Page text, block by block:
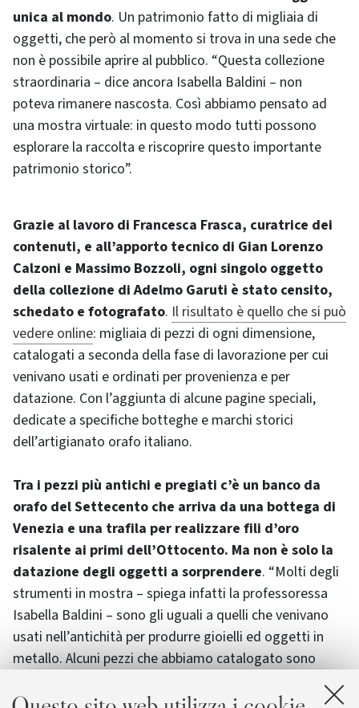
unica al mondo. Un patrimonio fatto di migliaia di
oggetti, che però al momento si trova in una sede che
non è possibile aprire al pubblico. “Questa collezione
straordinaria – dice ancora Isabella Baldini – non
poteva rimanere nascosta. Così abbiamo pensato ad
una mostra virtuale: in questo modo tutti possono
esplorare la raccolta e riscoprire questo importante
patrimonio storico”.
Grazie al lavoro di Francesca Frasca, curatrice dei
contenuti, e all’apporto tecnico di Gian Lorenzo
Calzoni e Massimo Bozzoli, ogni singolo oggetto
della collezione di Adelmo Garuti è stato censito,
schedato e fotografato. Il risultato è quello che si può
vedere online: migliaia di pezzi di ogni dimensione,
catalogati a seconda della fase di lavorazione per cui
venivano usati e ordinati per provenienza e per
datazione. Con l’aggiunta di alcune pagine speciali,
dedicate a specifiche botteghe e marchi storici
dell’artigianato orafo italiano.
Tra i pezzi più antichi e pregiati c’è un banco da
orafo del Settecento che arriva da una bottega di
Venezia e una trafila per realizzare fili d’oro
risalente ai primi dell’Ottocento. Ma non è solo la
datazione degli oggetti a sorprendere. “Molti degli
strumenti in mostra – spiega infatti la professoressa
Isabella Baldini – sono gli uguali a quelli che venivano
usati nell’antichità per produrre gioielli ed oggetti in
metallo. Alcuni pezzi che abbiamo catalogato sono
identici a strumenti rinvenuti nelle antiche tombe degli
orafi romani”. Oggetti storici davvero, insomma: non